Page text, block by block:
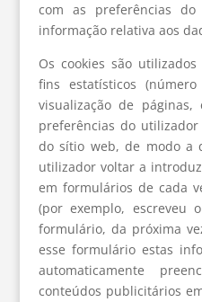
com as preferências
informação relativa aos
Os cookies são
fins estatísticos
visualização de
preferências do
do sítio web, de modo a
utilizador voltar a
em formulários de cada
(por exemplo, escreveu
formulário, da próxima
esse formulário estas
automaticamente
conteúdos publicitários